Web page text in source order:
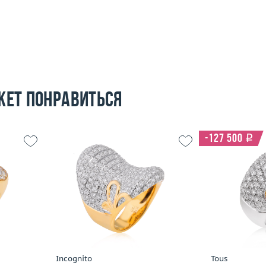
понравиться
14.88
Incognito
Размер
Вес (г)
Материал
золото 750 пробы
Подробнее
Tous
-127 500 i
Размер
Материал